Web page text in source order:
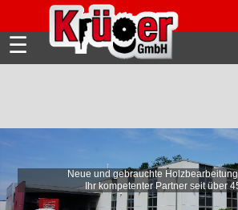
☰
Neue und gebrauchte
Ihr kompetenter Partner seit über